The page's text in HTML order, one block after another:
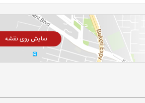
نمایش روی نقشه